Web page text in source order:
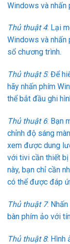
Windows và nhấn
Thủ thuật 4: Lại
Windows và nhấn
sổ chương trình.
Thủ thuật 5: Để
hãy nhấn phím
thể bắt đầu ghi
Thủ thuật 6: Bạn
chỉnh độ sáng
xem được dung
với tivi cần thiết
này, bạn chỉ cần
có thể được đáp
Thủ thuật 7:
bàn phím ảo với
Thủ thuật 8: Hình